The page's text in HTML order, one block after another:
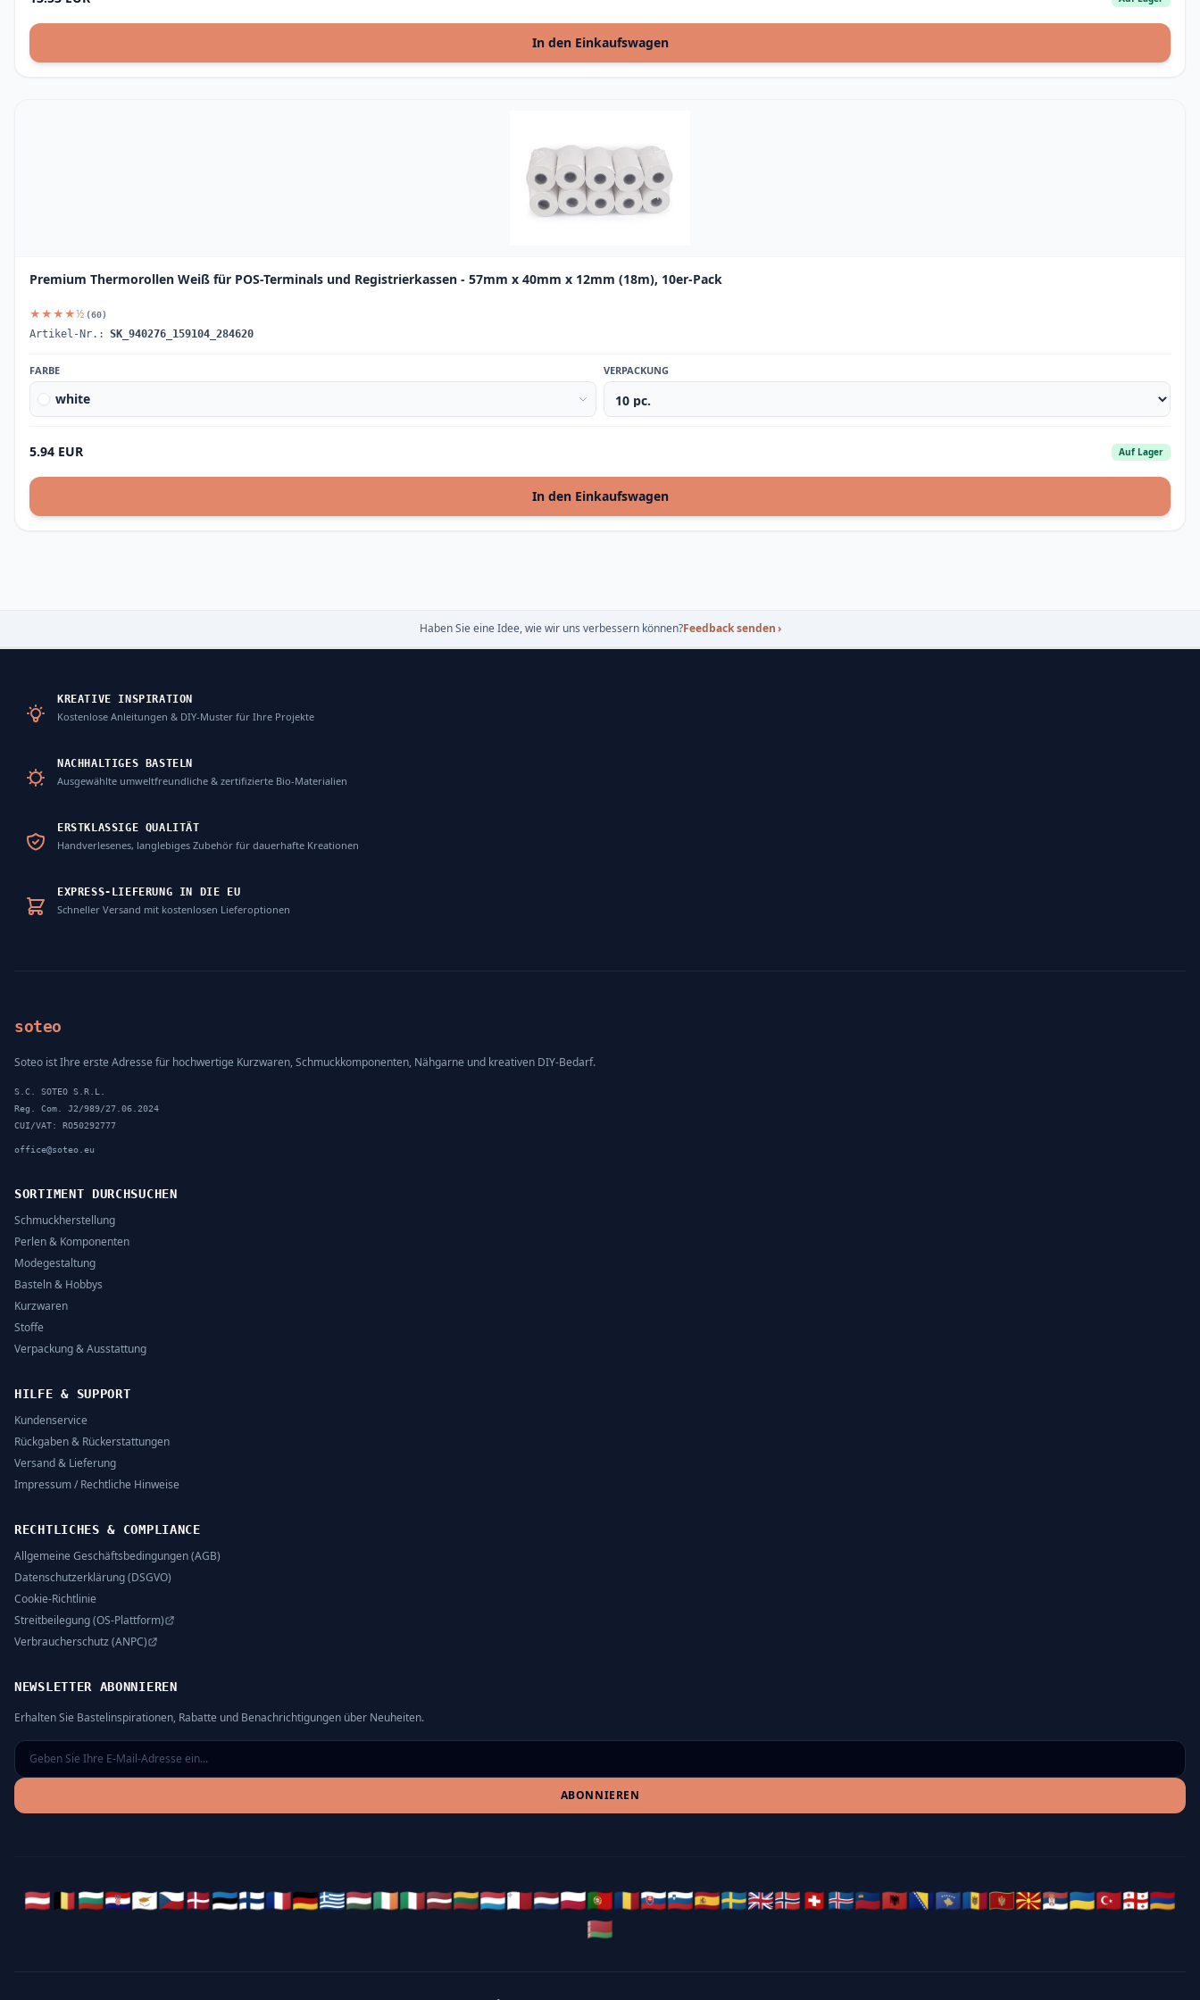
In den Einkaufswagen
Premium Thermorollen Weiß für POS-Terminals und Registrierkassen - 57mm x 40mm x 12mm (18m), 10er-Pack
★★★★½ (60)
Artikel-Nr.: SK_940276_159104_284620
FARBE
white
VERPACKUNG
5.94 EUR Auf Lager
In den Einkaufswagen
Haben Sie eine Idee, wie wir uns verbessern können?Feedback senden›
KREATIVE INSPIRATION
Kostenlose Anleitungen & DIY-Muster für Ihre Projekte
NACHHALTIGES BASTELN
Ausgewählte umweltfreundliche & zertifizierte Bio-Materialien
ERSTKLASSIGE QUALITÄT
Handverlesenes, langlebiges Zubehör für dauerhafte Kreationen
EXPRESS-LIEFERUNG IN DIE EU
Schneller Versand mit kostenlosen Lieferoptionen
soteo
Soteo ist Ihre erste Adresse für hochwertige Kurzwaren, Schmuckkomponenten, Nähgarne und kreativen DIY-Bedarf.
S.C. SOTEO S.R.L.
Reg. Com. J2/989/27.06.2024
CUI/VAT: RO50292777
office@soteo.eu
SORTIMENT DURCHSUCHEN
Schmuckherstellung
Perlen & Komponenten
Modegestaltung
Basteln & Hobbys
Kurzwaren
Stoffe
Verpackung & Ausstattung
HILFE & SUPPORT
Kundenservice
Rückgaben & Rückerstattungen
Versand & Lieferung
Impressum / Rechtliche Hinweise
RECHTLICHES & COMPLIANCE
Allgemeine Geschäftsbedingungen (AGB)
Datenschutzerklärung (DSGVO)
Cookie-Richtlinie
Streitbeilegung (OS-Plattform)
Verbraucherschutz (ANPC)
NEWSLETTER ABONNIEREN
Erhalten Sie Bastelinspirationen, Rabatte und Benachrichtigungen über Neuheiten.
ABONNIEREN
🇦🇹🇧🇪🇧🇬🇭🇷🇨🇾🇨🇿🇩🇰🇪🇪🇫🇮🇫🇷🇩🇪🇬🇷🇭🇺🇮🇪🇮🇹🇱🇻🇱🇹🇱🇺🇲🇹🇳🇱🇵🇱🇵🇹🇷🇴🇸🇰🇸🇮🇪🇸🇸🇪🇬🇧🇳🇴🇨🇭🇮🇸🇱🇮🇦🇱🇧🇦🇽🇰🇲🇩🇲🇪🇲🇰🇷🇸🇺🇦🇹🇷🇬🇪🇦🇲
🇧🇾